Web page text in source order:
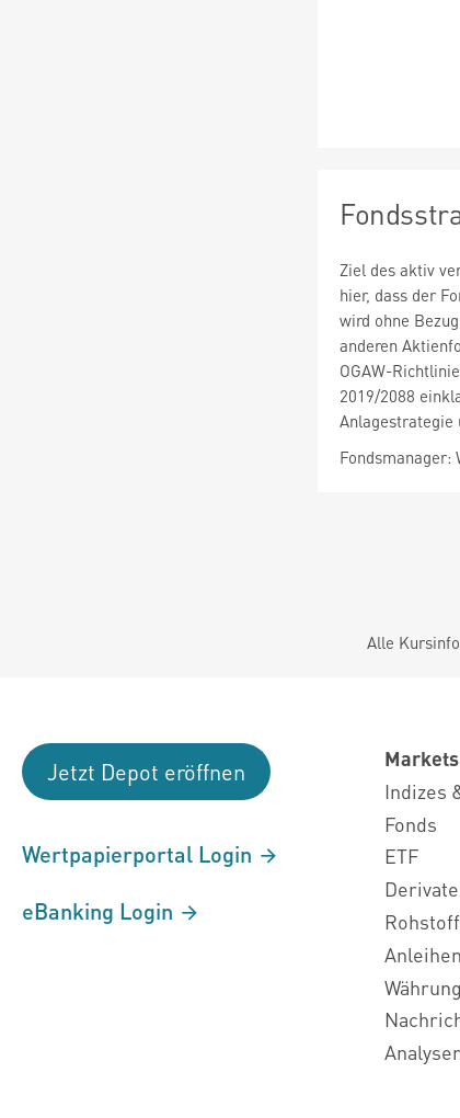
Ziel des aktiv
hier, dass der
wird ohne
anderen
OGAW-
2019/2088
Anlagestrategie
Fondsmanager:
Alle
Jetzt Depot eröffnen
Wertpapierportal Login
eBanking Login
Markets
Indizes
Fonds
ETF
Derivate
Anleihen